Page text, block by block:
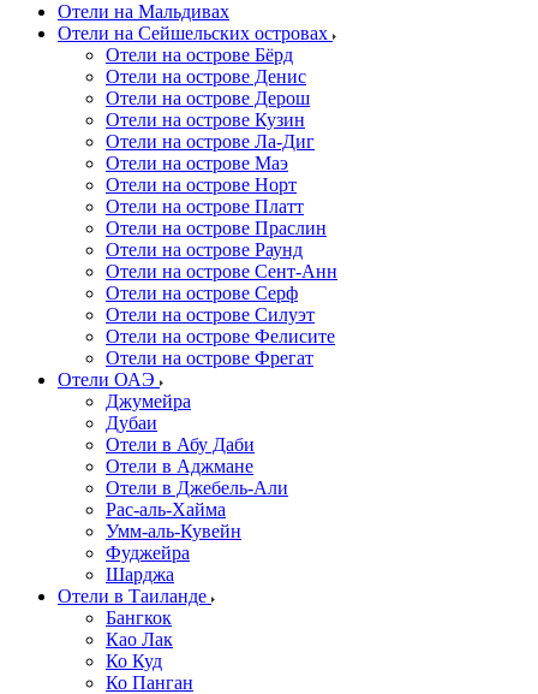
Отели на Мальдивах
Отели на Сейшельских островах
Отели на острове Бёрд
Отели на острове Денис
Отели на острове Дерош
Отели на острове Кузин
Отели на острове Ла-Диг
Отели на острове Маэ
Отели на острове Норт
Отели на острове Платт
Отели на острове Праслин
Отели на острове Раунд
Отели на острове Сент-Анн
Отели на острове Серф
Отели на острове Силуэт
Отели на острове Фелисите
Отели на острове Фрегат
Отели ОАЭ
Джумейра
Дубаи
Отели в Абу Даби
Отели в Аджмане
Отели в Джебель-Али
Рас-аль-Хайма
Умм-аль-Кувейн
Фуджейра
Шарджа
Отели в Таиланде
Бангкок
Као Лак
Ко Куд
Ко Панган